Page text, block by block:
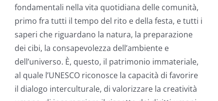
fondamentali nella vita quotidiana delle comunità,
primo fra tutti il tempo del rito e della festa, e tutti i
saperi che riguardano la natura, la preparazione
dei cibi, la consapevolezza dell’ambiente e
dell’universo. È, questo, il patrimonio immateriale,
al quale l’UNESCO riconosce la capacità di favorire
il dialogo interculturale, di valorizzare la creatività